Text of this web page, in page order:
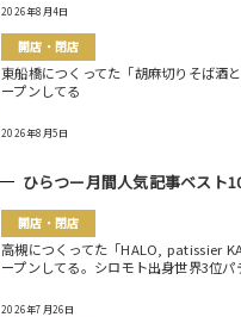
2026年8月4日
開店・閉店
東船橋につくってた「胡麻切りそば酒
ープンしてる
2026年8月5日
ひらつー月間人気記事ベスト
開店・閉店
高槻につくってた「HALO, patissier
ープンしてる。シロモト出身世界3位パ
2026年7月26日